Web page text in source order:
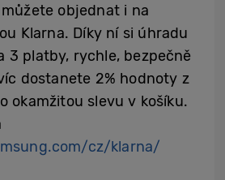
objednat i na
Klarna. Díky ní si úhradu
3 platby, rychle, bezpečně
dostanete 2% hodnoty z
okamžitou slevu v košíku.
cz/klarna/